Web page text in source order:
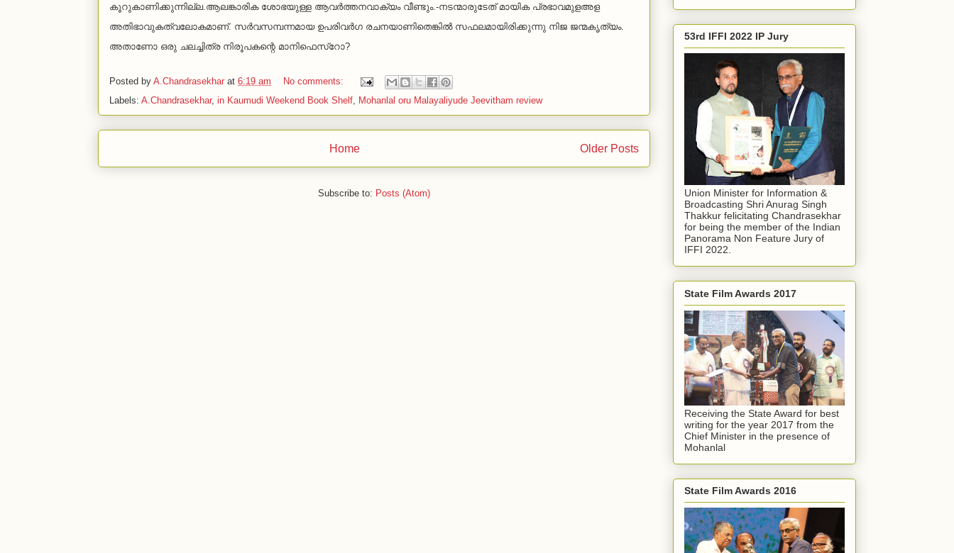
കൂറുകാണിക്കുന്നില്ല.ആലങ്കാരിക ശോഭയുള്ള ആവര്‍ത്തനവാക്യം വീണ്ടും.-നടന്മാരുടേത് മായിക പ്രഭാവമുളഅള
അതിഭാവുകത്വലോകമാണ്. സര്‍വസമ്പന്നമായ ഉപരിവര്‍ഗ രചനയാണിതെങ്കില്‍ സഫലമായിരിക്കുന്നു നിജ ജന്മകൃത്യം.
അതാണോ ഒരു ചലച്ചിത്ര നിരൂപകന്റെ മാനിഫെസ്റോ?
Posted by A.Chandrasekhar at 6:19 am
No comments:
Labels: A.Chandrasekhar, in Kaumudi Weekend Book Shelf Mohanlal oru Malayaliyude Jeevitham review
Older Posts
Home
Subscribe to: Posts (Atom)
53rd IFFI 2022 IP Jury
Union Minister for Information &
Broadcasting Shri Anurag Singh
Thakkur felicitating Chandrasekhar
for being the member of the Indian
Panorama Non Feature Jury of
IFFI 2022.
State Film Awards 2017
Receiving the State Award for best
writing for the year 2017 from the
Chief Minister in the presence of
Mohanlal
State Film Awards 2016